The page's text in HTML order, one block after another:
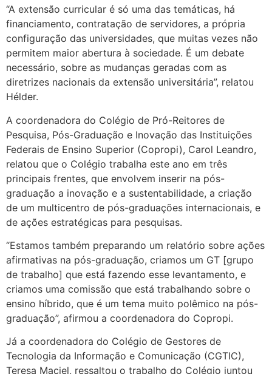
“A extensão curricular é só uma das temáticas, há
financiamento, contratação de servidores, a própria
configuração das universidades, que muitas vezes não
permitem maior abertura à sociedade. É um debate
necessário, sobre as mudanças geradas com as
diretrizes nacionais da extensão universitária”, relatou
Hélder.
A coordenadora do Colégio de Pró-Reitores de
Pesquisa, Pós-Graduação e Inovação das Instituições
Federais de Ensino Superior (Copropi), Carol Leandro,
relatou que o Colégio trabalha este ano em três
principais frentes, que envolvem inserir na pós-
graduação a inovação e a sustentabilidade, a criação
de um multicentro de pós-graduações internacionais, e
de ações estratégicas para pesquisas.
“Estamos também preparando um relatório sobre ações
afirmativas na pós-graduação, criamos um GT [grupo
de trabalho] que está fazendo esse levantamento, e
criamos uma comissão que está trabalhando sobre o
ensino híbrido, que é um tema muito polêmico na pós-
graduação”, afirmou a coordenadora do Copropi.
Já a coordenadora do Colégio de Gestores de
Tecnologia da Informação e Comunicação (CGTIC),
Teresa Maciel, ressaltou o trabalho do Colégio juntou